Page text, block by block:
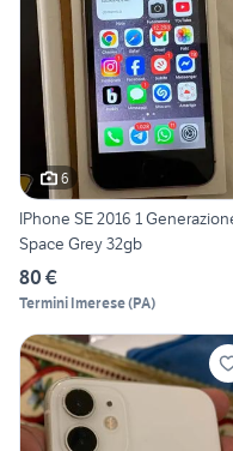
6
IPhone SE 2016 1
Space Grey 32gb
80 €
Termini Imerese(PA)